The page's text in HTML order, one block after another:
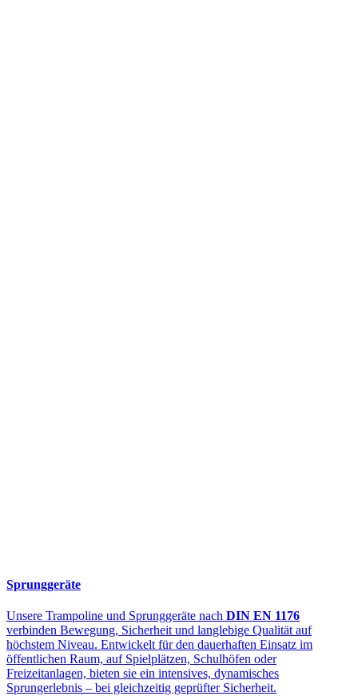
Sprunggeräte
Unsere Trampoline und Sprunggeräte nach DIN EN 1176
verbinden Bewegung, Sicherheit und langlebige Qualität auf
höchstem Niveau. Entwickelt für den dauerhaften Einsatz im
öffentlichen Raum, auf Spielplätzen, Schulhöfen oder
Freizeitanlagen, bieten sie ein intensives, dynamisches
Sprungerlebnis – bei gleichzeitig geprüfter Sicherheit.